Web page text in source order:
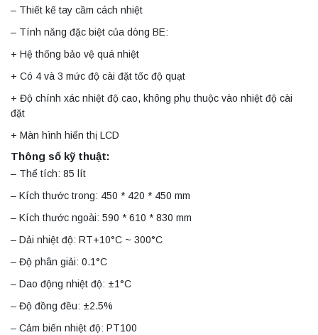
– Thiết kế tay cầm cách nhiệt
– Tính năng đặc biệt của dòng BE:
+ Hệ thống bảo vệ quá nhiệt
+ Có 4 và 3 mức độ cài đặt tốc độ quạt
+ Độ chính xác nhiệt độ cao, không phụ thuộc vào nhiệt độ cài
đặt
+ Màn hình hiển thị LCD
Thông số kỹ thuật:
– Thể tích: 85 lít
– Kích thước trong: 450 * 420 * 450 mm
– Kích thước ngoài: 590 * 610 * 830 mm
– Dải nhiệt độ: RT+10°C ~ 300°C
– Độ phân giải: 0.1°C
– Dao động nhiệt độ: ±1°C
– Độ đồng đều: ±2.5%
– Cảm biến nhiệt độ: PT100